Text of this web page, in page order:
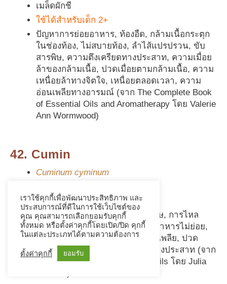
เมล็ดผักชี
ใช้ได้สำหรับเด็ก 2+
ปัญหาการย่อยอาหาร, ท้องอืด, กล้ามเนื้อกระตุก
ในช่องท้อง, ไม่สบายท้อง, ลำไส้แปรปรวน, ขับ
สารพิษ, ความตึงเครียดทางประสาท, ความเมื่อย
ล้าของกล้ามเนื้อ, ปวดเมื่อยตามกล้ามเนื้อ, ความ
เหนื่อยล้าทางจิตใจ, เหนื่อยตลอดเวลา, ความ
อ่อนเพลียทางอารมณ์ (จาก The Complete Book
of Essential Oils and Aromatherapy โดย Valerie
Ann Wormwood)
42. Cumin
Cuminum cyminum
น้ำมันไวต่อแสง
การสะสมของของเหลว และสารพิษ, การไหล
เวียนไม่ดี, อาการจุกเสียดอาการอาหารไม่ย่อย,
ท้องอืด, แก๊ส, อาการกระตุก, อ่อนเพลีย, ปวด
ศีรษะ, ไมเกรนอาการอ่อนเพลียทางประสาท (จาก
The Encyclopedia of Essential Oils โดย Julia
เราใช้คุกกี้เพื่อพัฒนาประสิทธิภาพ และ
ประสบการณ์ที่ดีในการใช้เว็บไซต์ของ
คุณ คุณสามารถเลือกยอมรับคุกกี้
ทั้งหมด หรือตั้งค่าคุกกี้โดยเปิด/ปิด คุกกี้
ในแต่ละประเภทได้ตามความต้องการ
ตั้งค่าคุกกี้ ยอมรับ